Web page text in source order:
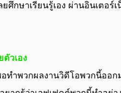
ยศึกษาเรียนรู้เอง ผ่านอินเตอ
วเอง
ทําพวกผลงานวิดีโอพวกนี้ออก